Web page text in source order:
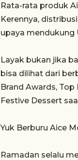
Rata-rata produk
Kerennya,
upaya mendukung
Layak bukan jika
bisa dilihat dari
Brand Awards,
Festive Dessert
Yuk Berburu Aice
Ramadan selalu